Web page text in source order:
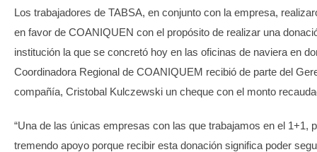
Los trabajadores de TABSA, en conjunto con la empresa,
en favor de COANIQUEN con el propósito de realizar una
institución la que se concretó hoy en las oficinas de naviera en
Coordinadora Regional de COANIQUEM recibió de parte del
compañía, Cristobal Kulczewski un cheque con el monto
“Una de las únicas empresas con las que trabajamos en el 1+1,
tremendo apoyo porque recibir esta donación significa poder